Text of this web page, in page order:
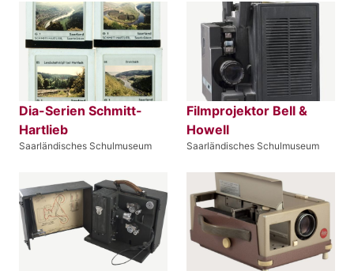
Dia-Serien Schmitt-
Hartlieb
Saarländisches Schulmuseum
Filmprojektor Bell &
Howell
Saarländisches Schulmuseum